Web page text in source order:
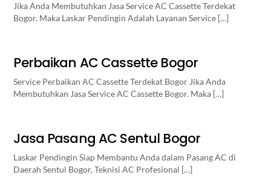
Jika Anda Membutuhkan Jasa Service AC Cassette Terdekat
Bogor. Maka Laskar Pendingin Adalah Layanan Service […]
Perbaikan AC Cassette Bogor
Service Perbaikan AC Cassette Terdekat Bogor Jika Anda
Membutuhkan Jasa Service AC Cassette Bogor. Maka […]
Jasa Pasang AC Sentul Bogor
Laskar Pendingin Siap Membantu Anda dalam Pasang AC di
Daerah Sentul Bogor, Teknisi AC Profesional […]